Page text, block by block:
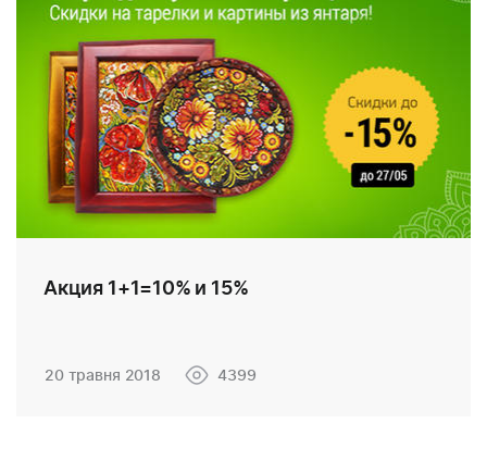
Акция 1+1=10% и 15%
20 травня 2018 4399